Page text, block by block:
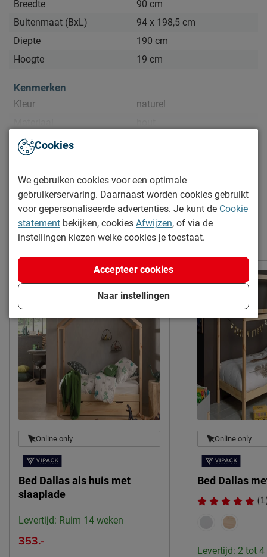
Breedte
90 cm
Buitenmaat (BxL)
94 x 198,5 cm
Diepte
190 cm
Hoogte
19 cm
Kenmerken
Kleur
naturel
Goed om te weten
Onderhoud
Afnemen met een vochtig
doekje
Garantie
2 jaar garantie volgens CBW
voorwaarden
Leveranciersinformatie
Naam Vipack NV
Locatie
8710, Wielsbeke, België
Emailadres
sales@vipack.be
Bekijk meer specificaties
Documenten
Dallas slaaplade
Meer van de serie Dallas
Online only
Bed Dallas als huis met
slaaplade
Levertijd: Ruim 14 weken
353.-
Online only
Bed Dallas
Levertijd: 2 tot 4
Cookies
We gebruiken cookies voor een optimale
gebruikerservaring. Daarnaast worden cookies gebruikt
voor gepersonaliseerde advertenties. Je kunt de Cookie
statement bekijken, cookies Afwijzen, of via de
instellingen kiezen welke cookies je toestaat.
Naar instellingen
Accepteer cookies